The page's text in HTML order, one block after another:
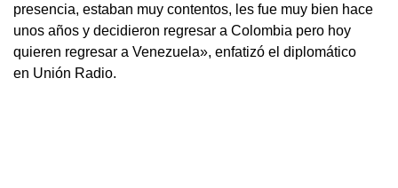
presencia, estaban muy contentos, les fue muy bien hace
unos años y decidieron regresar a Colombia pero hoy
quieren regresar a Venezuela», enfatizó el diplomático
en Unión Radio.